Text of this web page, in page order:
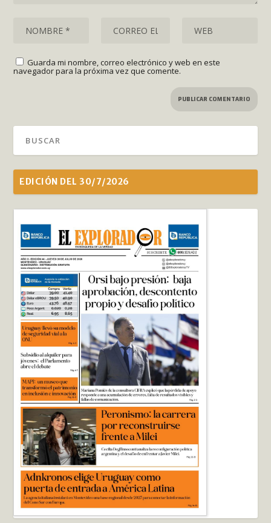
Guarda mi nombre, correo electrónico y web en este
navegador para la próxima vez que comente.
EDICIÓN DEL 30/7/2026